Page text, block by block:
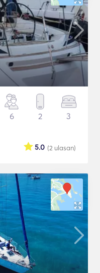
6 2 3
(2 ulasan)
5.0